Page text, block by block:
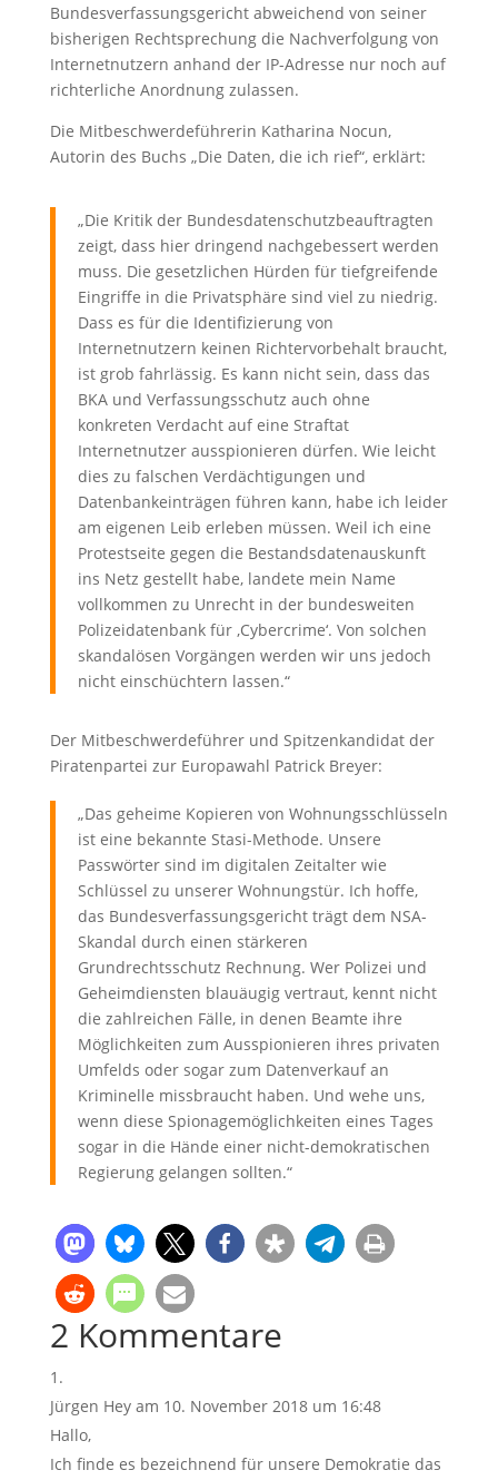
Bundesverfassungsgericht abweichend von seiner
bisherigen Rechtsprechung die Nachverfolgung von
Internetnutzern anhand der IP-Adresse nur noch auf
richterliche Anordnung zulassen.
Die Mitbeschwerdeführerin Katharina Nocun,
Autorin des Buchs „Die Daten, die ich rief“, erklärt:
„Die Kritik der Bundesdatenschutzbeauftragten
zeigt, dass hier dringend nachgebessert werden
muss. Die gesetzlichen Hürden für tiefgreifende
Eingriffe in die Privatsphäre sind viel zu niedrig.
Dass es für die Identifizierung von
Internetnutzern keinen Richtervorbehalt braucht,
ist grob fahrlässig. Es kann nicht sein, dass das
BKA und Verfassungsschutz auch ohne
konkreten Verdacht auf eine Straftat
Internetnutzer ausspionieren dürfen. Wie leicht
dies zu falschen Verdächtigungen und
Datenbankeinträgen führen kann, habe ich leider
am eigenen Leib erleben müssen. Weil ich eine
Protestseite gegen die Bestandsdatenauskunft
ins Netz gestellt habe, landete mein Name
vollkommen zu Unrecht in der bundesweiten
Polizeidatenbank für ‚Cybercrime‘. Von solchen
skandalösen Vorgängen werden wir uns jedoch
nicht einschüchtern lassen.“
Der Mitbeschwerdeführer und Spitzenkandidat der
Piratenpartei zur Europawahl Patrick Breyer:
„Das geheime Kopieren von Wohnungsschlüsseln
ist eine bekannte Stasi-Methode. Unsere
Passwörter sind im digitalen Zeitalter wie
Schlüssel zu unserer Wohnungstür. Ich hoffe,
das Bundesverfassungsgericht trägt dem NSA-
Skandal durch einen stärkeren
Grundrechtsschutz Rechnung. Wer Polizei und
Geheimdiensten blauäugig vertraut, kennt nicht
die zahlreichen Fälle, in denen Beamte ihre
Möglichkeiten zum Ausspionieren ihres privaten
Umfelds oder sogar zum Datenverkauf an
Kriminelle missbraucht haben. Und wehe uns,
wenn diese Spionagemöglichkeiten eines Tages
sogar in die Hände einer nicht-demokratischen
Regierung gelangen sollten.“
2 Kommentare
Jürgen Hey am 10. November 2018 um 16:48
Hallo,
Ich finde es bezeichnend für unsere Demokratie das